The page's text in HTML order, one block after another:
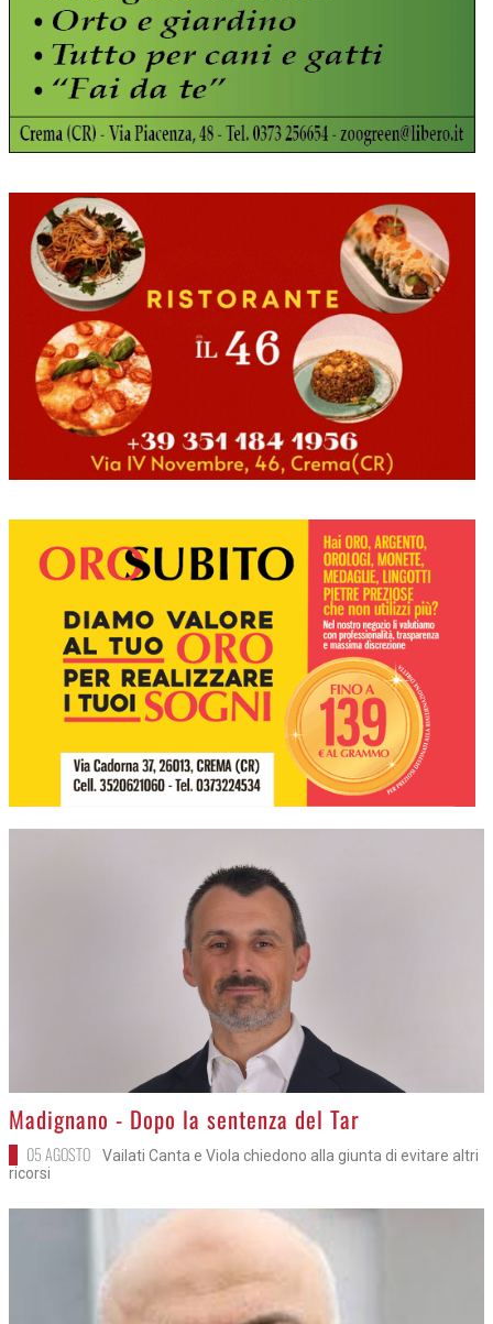
>Madignano - Dopo la sentenza del Tar
05 AGOSTO
Vailati Canta e Viola chiedono alla giunta di evitare altri
ricorsi